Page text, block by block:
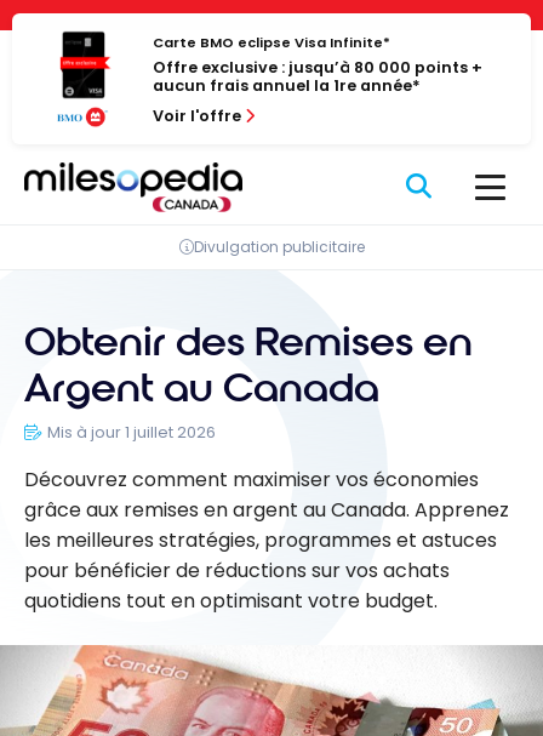
Panneau de gestion des cookies
Passer
contenu
Carte BMO eclipse Visa Infinite*
Offre exclusive : jusqu’à 80 000 points +
aucun frais annuel la 1re année*
Voir l'offre
Divulgation publicitaire
Obtenir des Remises en
Argent au Canada
Mis à jour 1 juillet 2026
Découvrez comment maximiser vos économies
grâce aux remises en argent au Canada. Apprenez
les meilleures stratégies, programmes et astuces
pour bénéficier de réductions sur vos achats
quotidiens tout en optimisant votre budget.